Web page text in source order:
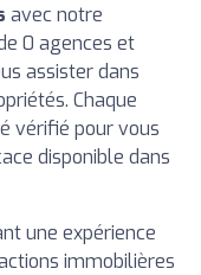
avec notre
0 agences et
assister dans
Chaque
vérifié pour vous
disponible dans
une expérience
immobilières